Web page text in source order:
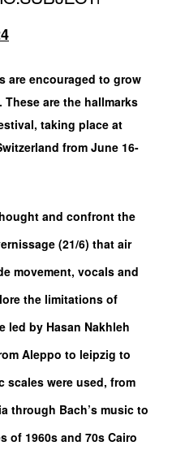
are encouraged to grow
are the hallmarks
taking place at
from June 16-
and confront the
(21/6) that air
movement, vocals and
the limitations of
led by Hasan Nakhleh
Aleppo to leipzig to
scales were used, from
through Bach’s music to
of 1960s and 70s Cairo